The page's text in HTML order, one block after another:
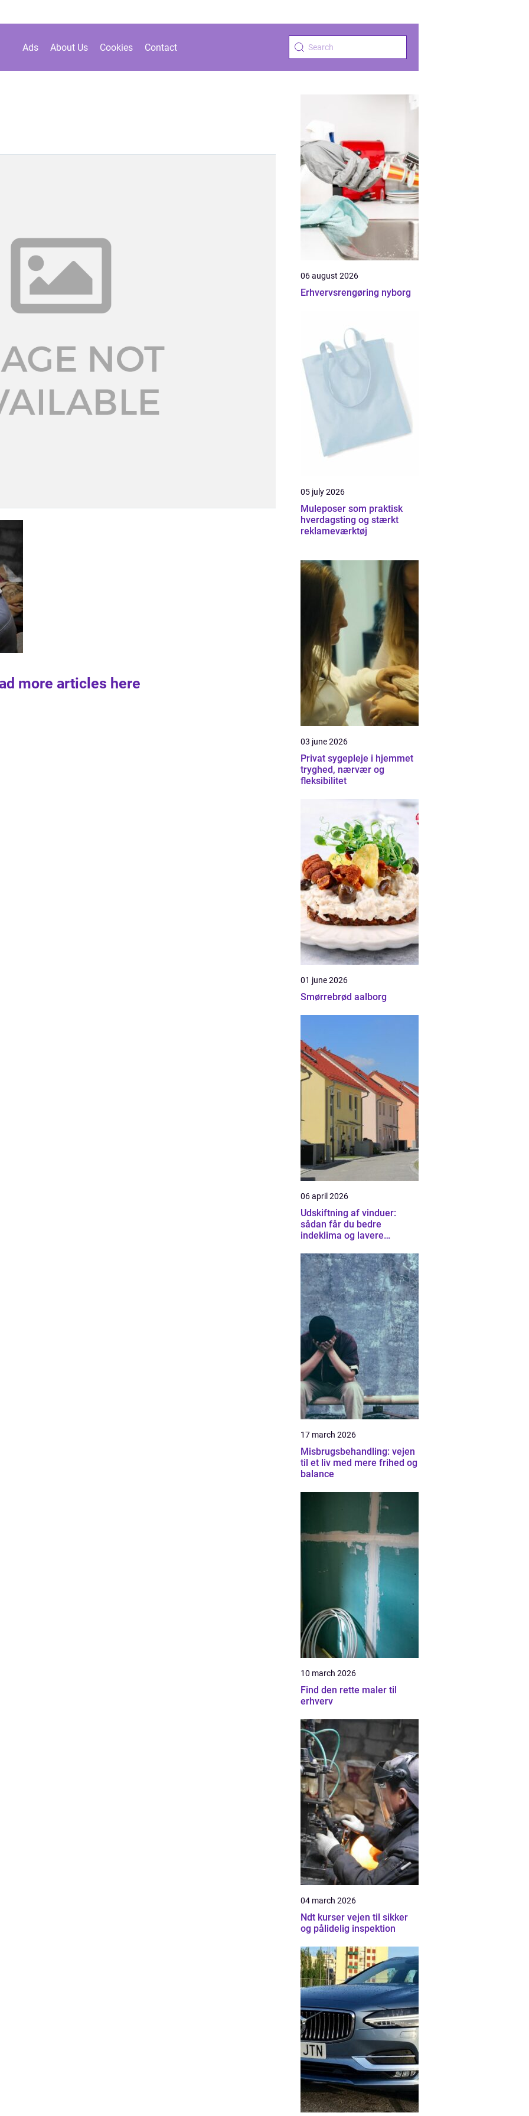
Ads About Us Cookies Contact
more articles here
06 august 2026
Erhvervsrengøring nyborg
05 july 2026
Muleposer som praktisk
hverdagsting og stærkt
reklameværktøj
03 june 2026
Privat sygepleje i hjemmet
tryghed, nærvær og
fleksibilitet
01 june 2026
Smørrebrød aalborg
06 april 2026
Udskiftning af vinduer:
sådan får du bedre
indeklima og lavere
17 march 2026
Misbrugsbehandling: vejen
til et liv med mere frihed og
balance
10 march 2026
Find den rette maler til
erhverv
04 march 2026
Ndt kurser vejen til sikker
og pålidelig inspektion